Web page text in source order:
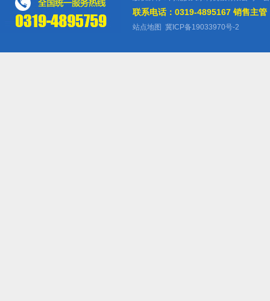
联系电话：0319-4895167 销售主
站点地图 冀ICP备19033970号-2